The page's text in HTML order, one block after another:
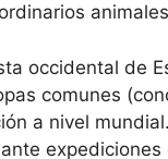
occidental de
comunes
a nivel